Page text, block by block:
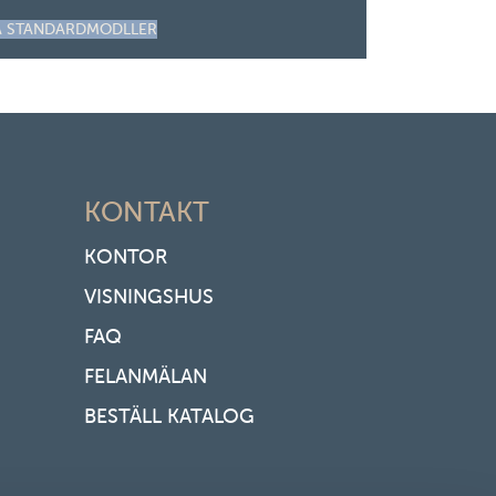
STANDARDMODLLER
KONTAKT
KONTOR
VISNINGSHUS
FAQ
FELANMÄLAN
BESTÄLL KATALOG